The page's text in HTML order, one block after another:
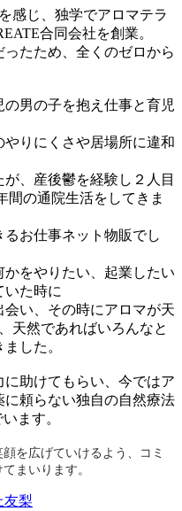
感じ、独学でアロマテラ
合同会社を創業。
たため、全くのゼロから
男の子を抱え仕事と育児
やりにくさや居場所に違和
、産後鬱を経験し２人目
間の通院生活をしてきま
お仕事ネット物販でし
をやりたい、起業したい
いた時に
い、その時にアロマが天
天然であればいろんなと
した。
助けてもらい、今ではア
に頼らない独自の自然療法
ます。
を広げていけるよう、コミ
まいります。